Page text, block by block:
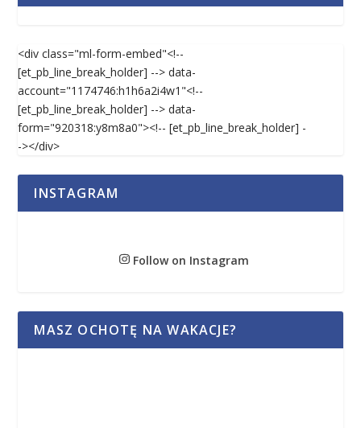
<div class="ml-form-embed"<!--
[et_pb_line_break_holder] --> data-
account="1174746:h1h6a2i4w1"<!--
[et_pb_line_break_holder] --> data-
form="920318:y8m8a0"><!-- [et_pb_line_break_holder] -
-></div>
INSTAGRAM
Follow on Instagram
MASZ OCHOTĘ NA WAKACJE?